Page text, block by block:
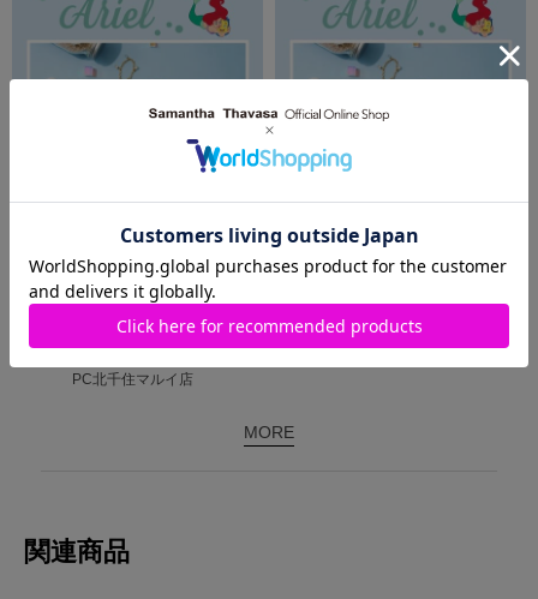
8月『アリエル』
×『SAMANTHAVEGA』🧜‍♀️
Samantha Thavasa Petit
Choice
PC北千住マルイ店
2024.08.05
┈⑅̥꒰ঌサマンサベガ~毎月ディズニー
SAMANTHAVEGA
MORE
関連商品